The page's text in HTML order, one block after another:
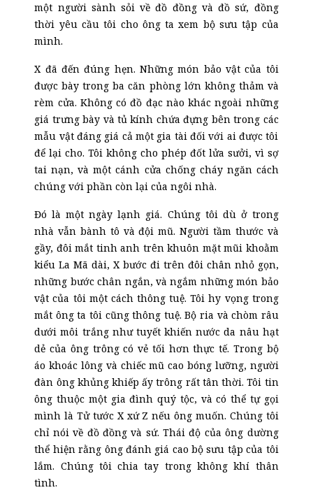
một người sành sỏi về đồ đồng và đồ sứ, đồng
thời yêu cầu tôi cho ông ta xem bộ sưu tập của
mình.
X đã đến đúng hẹn. Những món bảo vật của tôi
được bày trong ba căn phòng lớn không thảm và
rèm cửa. Không có đồ đạc nào khác ngoài những
giá trưng bày và tủ kính chứa đựng bên trong các
mẫu vật đáng giá cả một gia tài đối với ai được tôi
để lại cho. Tôi không cho phép đốt lửa sưởi, vì sợ
tai nạn, và một cánh cửa chống cháy ngăn cách
chúng với phần còn lại của ngôi nhà.
Đó là một ngày lạnh giá. Chúng tôi dù ở trong
nhà vẫn bành tô và đội mũ. Người tầm thước và
gầy, đôi mắt tinh anh trên khuôn mặt mũi khoằm
kiểu La Mã dài, X bước đi trên đôi chân nhỏ gọn,
những bước chân ngắn, và ngắm những món bảo
vật của tôi một cách thông tuệ. Tôi hy vọng trong
mắt ông ta tôi cũng thông tuệ. Bộ ria và chòm râu
dưới môi trắng như tuyết khiến nước da nâu hạt
dẻ của ông trông có vẻ tối hơn thực tế. Trong bộ
áo khoác lông và chiếc mũ cao bóng lưỡng, người
đàn ông khủng khiếp ấy trông rất tân thời. Tôi tin
ông thuộc một gia đình quý tộc, và có thể tự gọi
mình là Tử tước X xứ Z nếu ông muốn. Chúng tôi
chỉ nói về đồ đồng và sứ. Thái độ của ông dường
thể hiện rằng ông đánh giá cao bộ sưu tập của tôi
lắm. Chúng tôi chia tay trong không khí thân
tình.